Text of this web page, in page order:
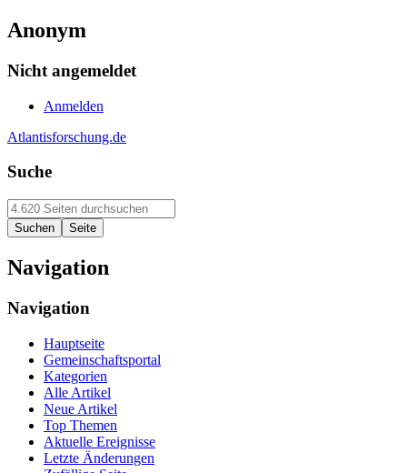
Anonym
Nicht angemeldet
Anmelden
Atlantisforschung.de
Suche
Navigation
Navigation
Hauptseite
Gemeinschaftsportal
Kategorien
Alle Artikel
Neue Artikel
Top Themen
Aktuelle Ereignisse
Letzte Änderungen